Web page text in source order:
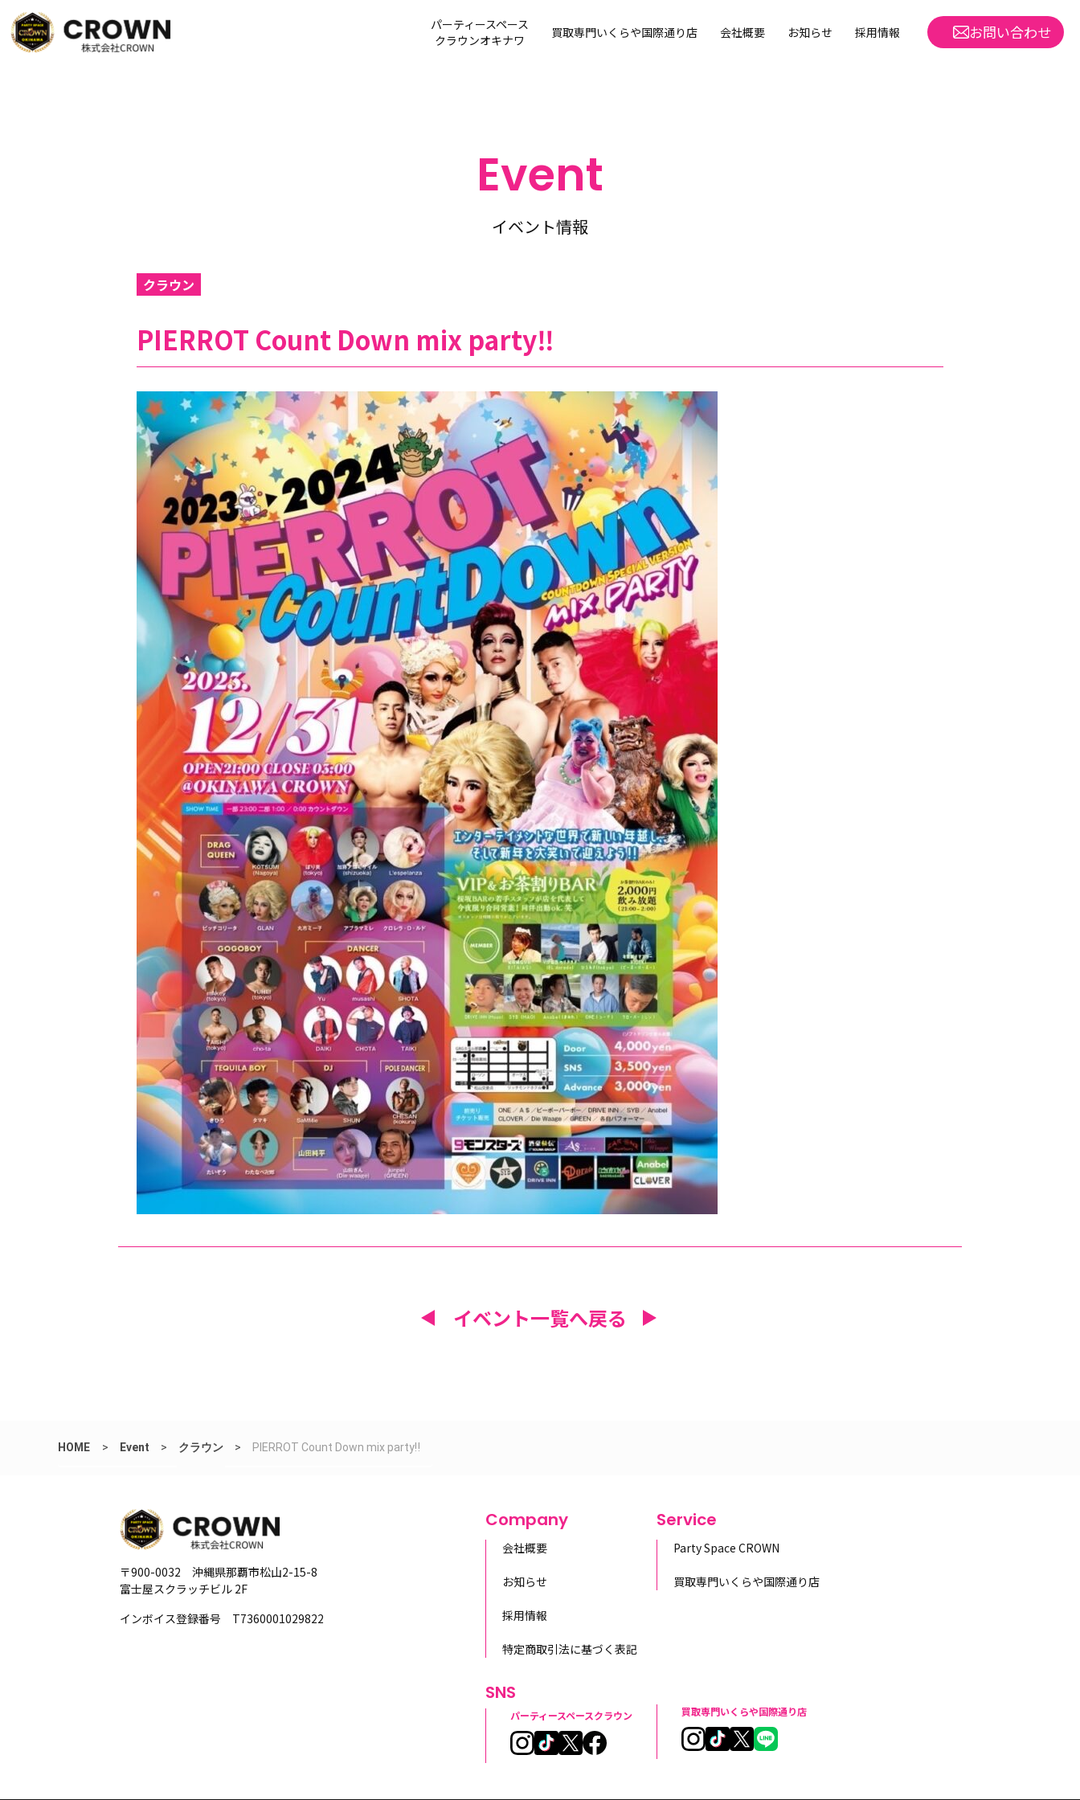
パーティースペース
クラウンオキナワ
買取専門いくらや国際通り店 会社概要 お知らせ 採用情報 お問い合わせ
Event
イベント情報
クラウン
PIERROT Count Down mix party‼️
イベント一覧へ戻る
HOME > Event > クラウン > PIERROT Count Down mix party‼️
〒900-0032 沖縄県那覇市松山2-15-8
富士屋スクラッチビル 2F
インボイス登録番号 T7360001029822
Company
会社概要
お知らせ
採用情報
特定商取引法に基づく表記
Service
Party Space CROWN
買取専門いくらや国際通り店
SNS
パーティースペースクラウン 買取専門いくらや国際通り店